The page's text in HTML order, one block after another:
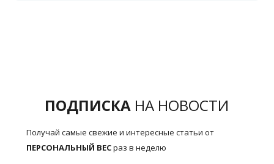
ПОДПИСКА НА НОВОСТИ
Получай самые свежие и интересные статьи от
ПЕРСОНАЛЬНЫЙ ВЕСраз в неделю